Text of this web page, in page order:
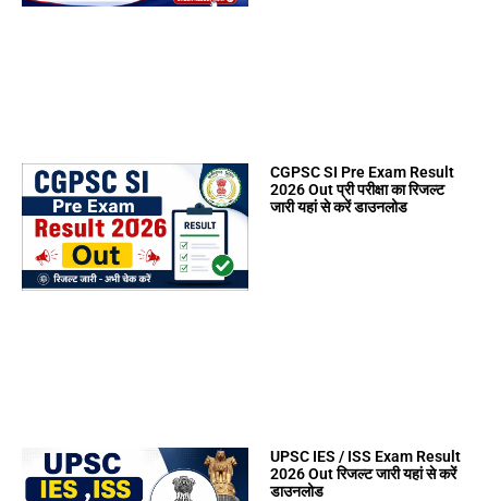
CGPSC SI Pre Exam Result
2026 Out प्री परीक्षा का रिजल्ट
जारी यहां से करें डाउनलोड
UPSC IES / ISS Exam Result
2026 Out रिजल्ट जारी यहां से करें
डाउनलोड